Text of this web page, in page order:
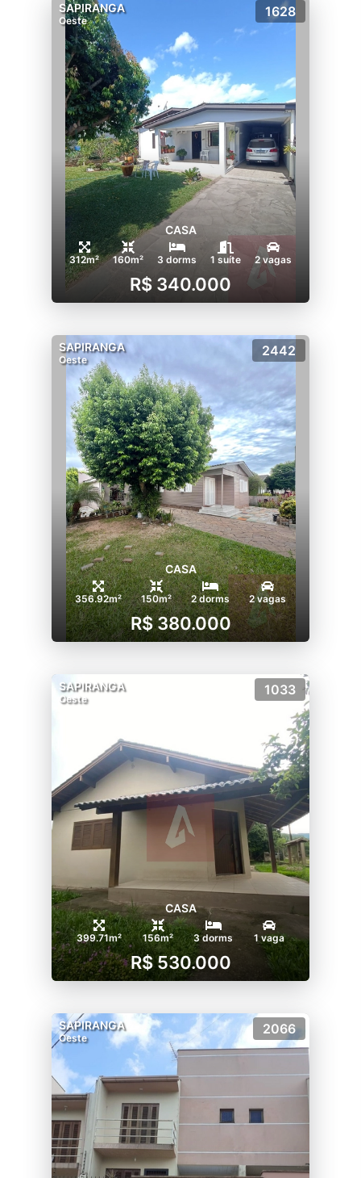
SAPIRANGA
Oeste
1628
CASA
312m² 160m² 3 dorms 1 suíte 2 vagas
R$ 340.000
SAPIRANGA
Oeste
2442
CASA
356.92m² 150m² 2 dorms 2 vagas
R$ 380.000
SAPIRANGA
Oeste
1033
CASA
399.71m² 156m² 3 dorms 1 vaga
R$ 530.000
SAPIRANGA
Oeste
2066